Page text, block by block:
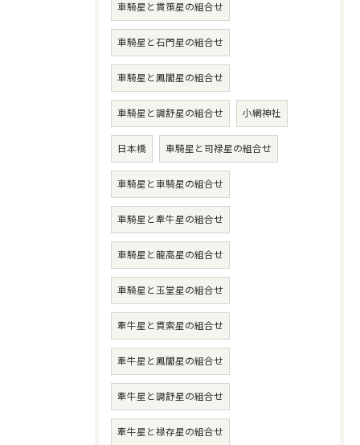
車騎星と貫策星の組合せ
車騎星と石門星の組合せ
車騎星と鳳閣星の組合せ
車騎星と調舒星の組合せ 小網神社
日本橋 車騎星と司禄星の組合せ
車騎星と車騎星の組合せ
車騎星と牽牛星の組合せ
車騎星と龍高星の組合せ
車騎星と玉堂星の組合せ
牽牛星と貫索星の組合せ
牽牛星と鳳閣星の組合せ
牽牛星と調舒星の組合せ
牽牛星と禄存星の組合せ